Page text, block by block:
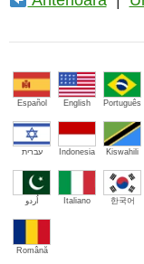
Español English Português
עברית Indonesia Kiswahili
اُردو Italiano 한국어
Română